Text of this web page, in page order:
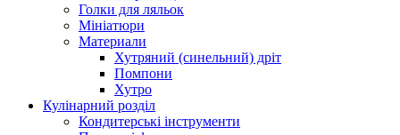
Голки для ляльок
Мініатюри
Материали
Хутряний (синельний) дріт
Помпони
Хутро
Кулінарний розділ
Кондитерські інструменти